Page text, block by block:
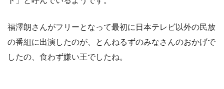
福澤朗さんがフリーとなって最初に日本テレビ以外の民放
の番組に出演したのが、とんねるずのみなさんのおかげで
したの、食わず嫌い王でしたね。